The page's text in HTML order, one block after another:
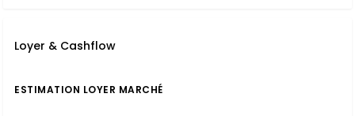
Loyer & Cashflow
ESTIMATION LOYER MARCHÉ